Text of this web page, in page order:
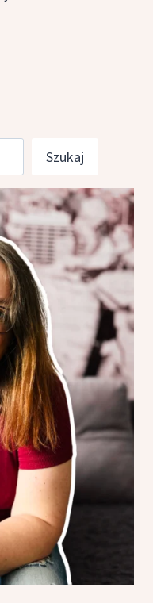
Szukaj